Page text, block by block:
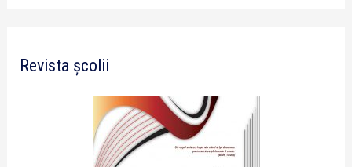
Revista școlii